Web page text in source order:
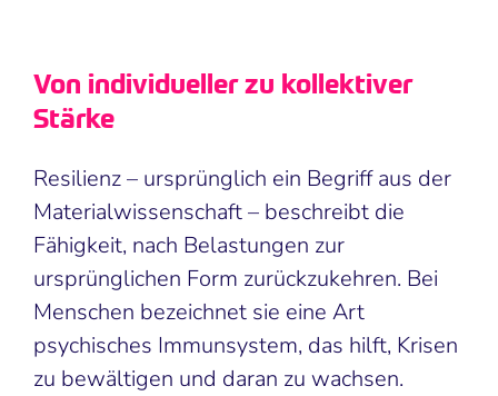
Von individueller zu kollektiver
Stärke
Resilienz – ursprünglich ein Begriff aus der
Materialwissenschaft – beschreibt die
Fähigkeit, nach Belastungen zur
ursprünglichen Form zurückzukehren. Bei
Menschen bezeichnet sie eine Art
psychisches Immunsystem, das hilft, Krisen
zu bewältigen und daran zu wachsen.